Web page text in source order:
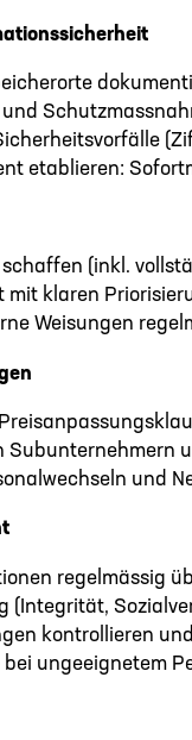
etablieren:
schaffen (inkl.
mit klaren
Weisungen
Subunternehmern
und
regelmässig
(Integrität,
kontrollieren
ungeeignetem